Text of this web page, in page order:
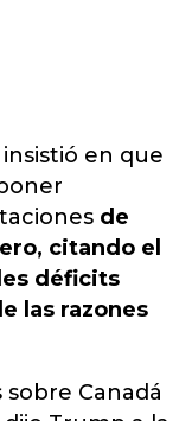
en que
de
citando el
déficits
las razones
Canadá